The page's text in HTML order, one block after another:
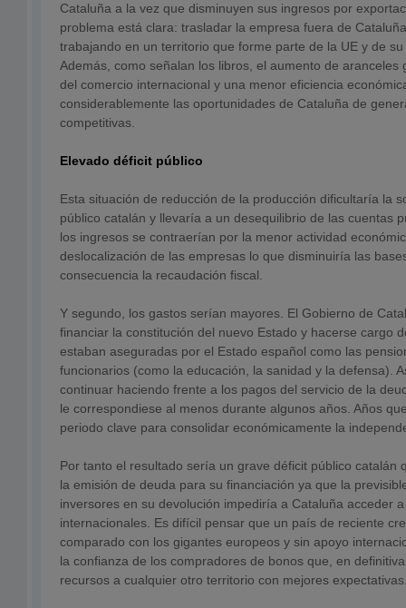
Cataluña a la vez que disminuyen sus ingresos por
problema está clara: trasladar la empresa fuera de
trabajando en un territorio que forme parte de la UE y de
Además, como señalan los libros, el aumento de aranceles
del comercio internacional y una menor eficiencia
considerablemente las oportunidades de Cataluña de
competitivas.
Elevado déficit público
Esta situación de reducción de la producción dificultaría la
público catalán y llevaría a un desequilibrio de las cuentas
los ingresos se contraerían por la menor actividad
deslocalización de las empresas lo que disminuiría las
consecuencia la recaudación fiscal.
Y segundo, los gastos serían mayores. El Gobierno de
financiar la constitución del nuevo Estado y hacerse cargo
estaban aseguradas por el Estado español como las
funcionarios (como la educación, la sanidad y la defensa).
continuar haciendo frente a los pagos del servicio de la
le correspondiese al menos durante algunos años. Años
periodo clave para consolidar económicamente la
Por tanto el resultado sería un grave déficit público catalán
la emisión de deuda para su financiación ya que la
inversores en su devolución impediría a Cataluña acceder
internacionales. Es difícil pensar que un país de reciente
comparado con los gigantes europeos y sin apoyo
la confianza de los compradores de bonos que, en
recursos a cualquier otro territorio con mejores